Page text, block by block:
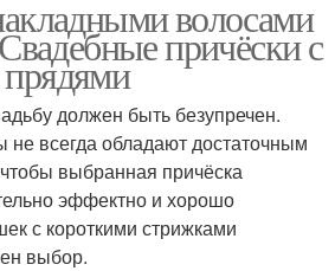
волосами
причёски с
должен быть безупречен.
всегда обладают достаточным
выбранная причёска
эффектно и хорошо
с короткими стрижками
выбор.